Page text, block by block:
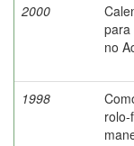
2000
para
no
1998